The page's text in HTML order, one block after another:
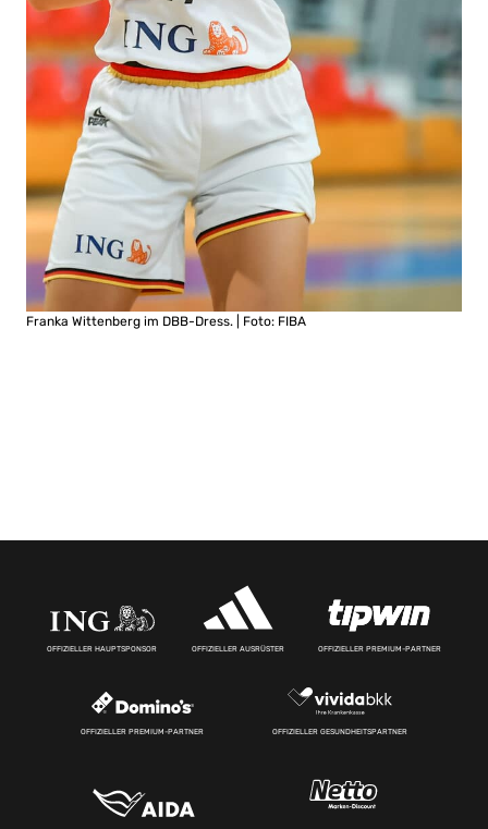
Franka Wittenberg im DBB-Dress. | Foto: FIBA
OFFIZIELLER HAUPTSPONSOR OFFIZIELLER AUSRÜSTER OFFIZIELLER PREMIUM-PARTNER
OFFIZIELLER PREMIUM-PARTNER OFFIZIELLER GESUNDHEITSPARTNER